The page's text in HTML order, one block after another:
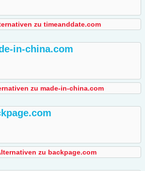
zu timeanddate.com
in-china.com
zu made-in-china.com
zu backpage.com